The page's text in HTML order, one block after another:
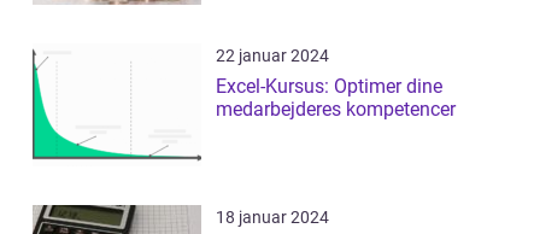
22 januar 2024
Excel-Kursus: Optimer dine
medarbejderes kompetencer
18 januar 2024